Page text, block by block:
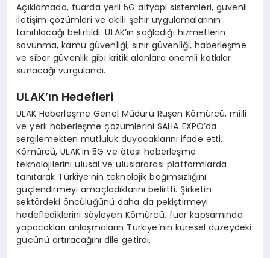
Açıklamada, fuarda yerli 5G altyapı sistemleri, güvenli
iletişim çözümleri ve akıllı şehir uygulamalarının
tanıtılacağı belirtildi. ULAK’ın sağladığı hizmetlerin
savunma, kamu güvenliği, sınır güvenliği, haberleşme
ve siber güvenlik gibi kritik alanlara önemli katkılar
sunacağı vurgulandı.
ULAK’ın Hedefleri
ULAK Haberleşme Genel Müdürü Ruşen Kömürcü, milli
ve yerli haberleşme çözümlerini SAHA EXPO’da
sergilemekten mutluluk duyacaklarını ifade etti.
Kömürcü, ULAK’ın 5G ve ötesi haberleşme
teknolojilerini ulusal ve uluslararası platformlarda
tanıtarak Türkiye’nin teknolojik bağımsızlığını
güçlendirmeyi amaçladıklarını belirtti. Şirketin
sektördeki öncülüğünü daha da pekiştirmeyi
hedeflediklerini söyleyen Kömürcü, fuar kapsamında
yapacakları anlaşmaların Türkiye’nin küresel düzeydeki
gücünü artıracağını dile getirdi.